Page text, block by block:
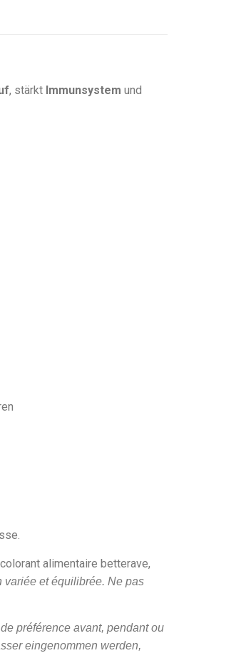
, stärkt Immunsystem und
alimentaire betterave,
variée et équilibrée. Ne pas
préférence avant, pendant ou
eingenommen werden,